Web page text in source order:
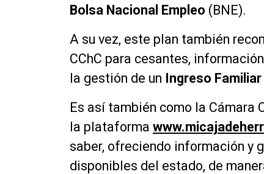
Bolsa Nacional Empleo (BNE).
A su vez, este plan también
CChC para cesantes,
la gestión de un Ingreso
Es así también como la Cámara
la plataforma
saber, ofreciendo información y
disponibles del estado, de